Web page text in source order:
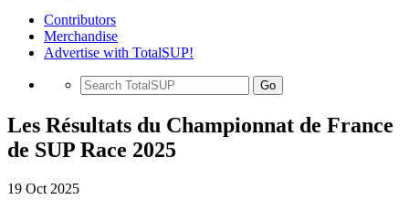
Contributors
Merchandise
Advertise with TotalSUP!
Go
Les Résultats du Championnat de France
de SUP Race 2025
19 Oct 2025